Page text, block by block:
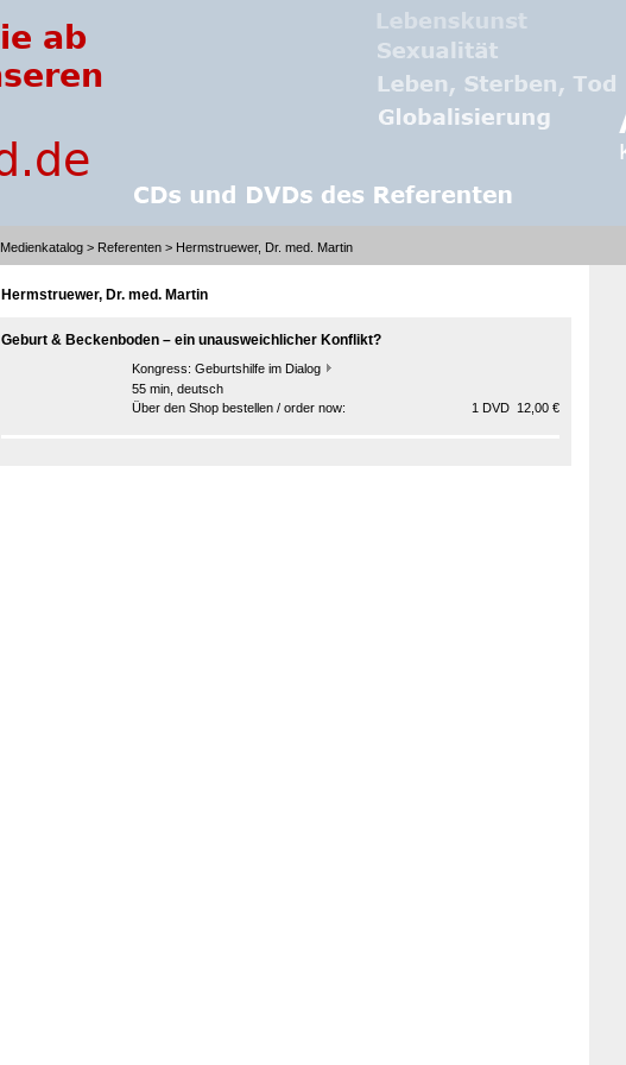
Medienkatalog > Referenten > Hermstruewer, Dr. med. Martin
Hermstruewer, Dr. med. Martin
Geburt & Beckenboden – ein unausweichlicher Konflikt?
Kongress: Geburtshilfe im Dialog
55 min, deutsch
Über den Shop bestellen / order now:
1 DVD 12,00 €